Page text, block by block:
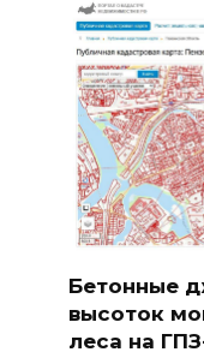
Бетонные
высоток
леса на